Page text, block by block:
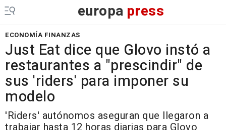
europa press
ECONOMÍA FINANZAS
Just Eat dice que Glovo instó a
restaurantes a "prescindir" de
sus 'riders' para imponer su
modelo
'Riders' autónomos aseguran que llegaron a